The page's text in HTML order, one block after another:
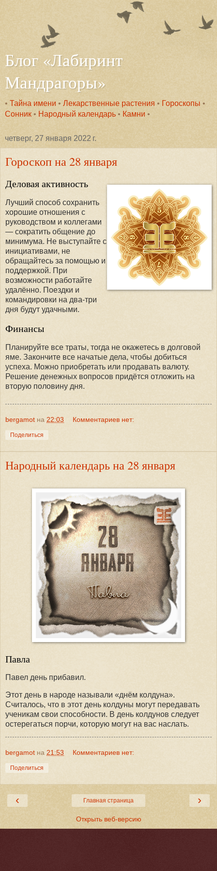
Блог «Лабиринт
Мандрагоры»
• Тайна имени • Лекарственные растения • Гороскопы •
Сонник • Народный календарь • Камни •
четверг, 27 января 2022 г.
Гороскоп на 28 января
Деловая активность
Лучший способ сохранить
хорошие отношения с
руководством и коллегами
— сократить общение до
минимума. Не выступайте с
инициативами, не
обращайтесь за помощью и
поддержкой. При
возможности работайте
удалённо. Поездки и
командировки на два-три
дня будут удачными.
Финансы
Планируйте все траты, тогда не окажетесь в долговой
яме. Закончите все начатые дела, чтобы добиться
успеха. Можно приобретать или продавать валюту.
Решение денежных вопросов придётся отложить на
вторую половину дня.
bergamot на 22:03 Комментариев нет:
Поделиться
Народный календарь на 28 января
Павла
Павел день прибавил.
Этот день в народе называли «днём колдуна».
Считалось, что в этот день колдуны могут передавать
ученикам свои способности. В день колдунов следует
остерегаться порчи, которую могут на вас наслать.
bergamot на 21:53 Комментариев нет:
Поделиться
‹ ›
Главная страница
Открыть веб-версию